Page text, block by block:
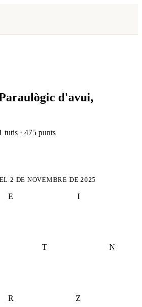
d'avui,
tutis · 475 punts
2 DE NOVEMBRE DE 2025
T
E I
N
R Z